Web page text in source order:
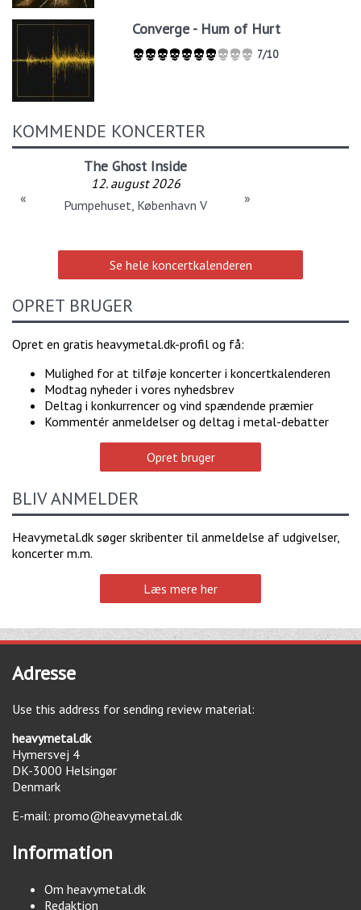
Converge - Hum of Hurt
7/10
KOMMENDE KONCERTER
The Ghost Inside
12. august 2026
Pumpehuset, København V
« »
Se hele koncertkalenderen
OPRET BRUGER
Opret en gratis heavymetal.dk-profil og få:
Mulighed for at tilføje koncerter i koncertkalenderen
Modtag nyheder i vores nyhedsbrev
Deltag i konkurrencer og vind spændende præmier
Kommentér anmeldelser og deltag i metal-debatter
Opret bruger
BLIV ANMELDER
Heavymetal.dk søger skribenter til anmeldelse af udgivelser,
koncerter m.m.
Læs mere her
Adresse
Use this address for sending review material:
heavymetal.dk
Hymersvej 4
DK-3000 Helsingør
Denmark
E-mail: promo@heavymetal.dk
Information
Om heavymetal.dk
Redaktion